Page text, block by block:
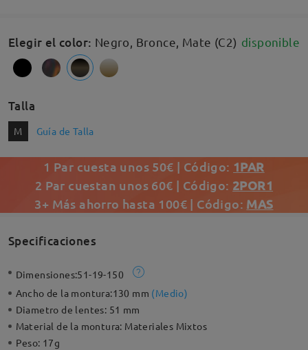
Elegir el color: Negro, Bronce, Mate (C2) disponible
Talla
M Guía de Talla
1 Par cuesta unos 50€ | Código: 1PAR
2 Par cuestan unos 60€ | Código: 2POR1
3+ Más ahorro hasta 100€ | Código: MAS
Specificaciones
Dimensiones:51-19-150
Ancho de la montura:130 mm (Medio)
Diametro de lentes: 51 mm
Material de la montura: Materiales Mixtos
Peso: 17g